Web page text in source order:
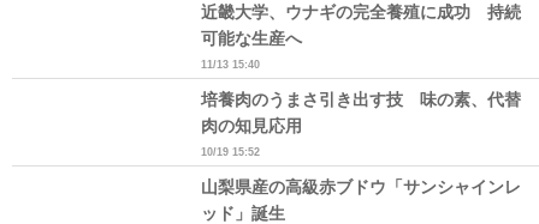
近畿大学、ウナギの完全養殖に成功 持続
可能な生産へ
11/13 15:40
培養肉のうまさ引き出す技 味の素、代替
肉の知見応用
10/19 15:52
山梨県産の高級赤ブドウ「サンシャインレ
ッド」誕生